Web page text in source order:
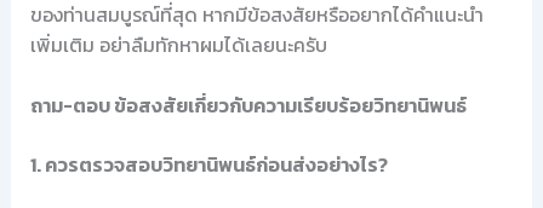
ของท่านสมบูรณ์ที่สุด หากมีข้อสงสัยหรืออยากได้คำแนะนำ
เพิ่มเติม อย่าลืมทักหาผมได้เลยนะครับ
ถาม-ตอบ ข้อสงสัยเกี่ยวกับความเรียบร้อยวิทยานิพนธ์
1. ควรตรวจสอบวิทยานิพนธ์ก่อนส่งอย่างไร?